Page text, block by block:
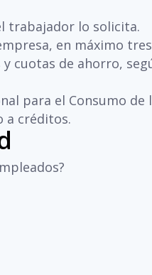
trabajador lo solicita.
en máximo
cuotas de ahorro,
para el Consumo de
a créditos.